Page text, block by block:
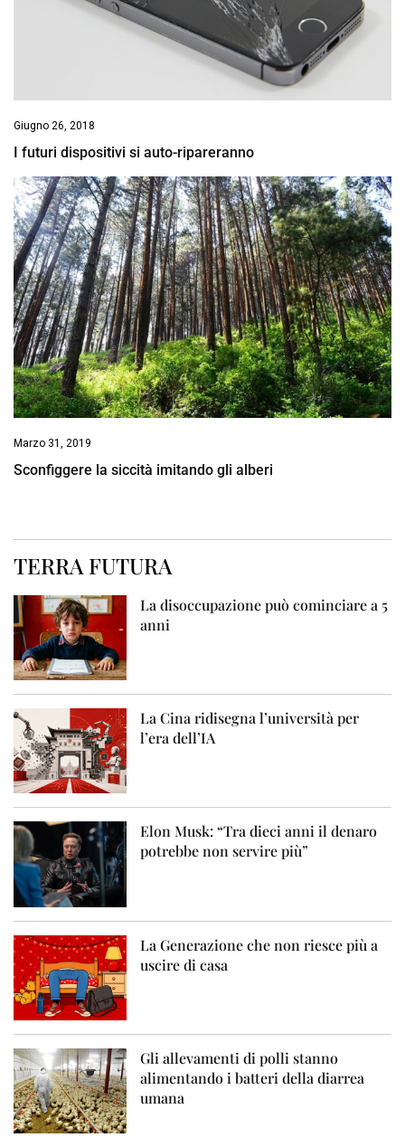
Giugno 26, 2018
I futuri dispositivi si auto-ripareranno
Marzo 31, 2019
Sconfiggere la siccità imitando gli alberi
TERRA FUTURA
La disoccupazione può cominciare a 5
anni
La Cina ridisegna l’università per
l’era dell’IA
Elon Musk: “Tra dieci anni il denaro
potrebbe non servire più”
La Generazione che non riesce più a
uscire di casa
Gli allevamenti di polli stanno
alimentando i batteri della diarrea
umana